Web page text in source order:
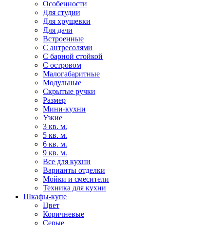
Особенности
Для студии
Для хрущевки
Для дачи
Встроенные
С антресолями
С барной стойкой
С островом
Малогабаритные
Модульные
Скрытые ручки
Размер
Мини-кухни
Узкие
3 кв. м.
5 кв. м.
6 кв. м.
9 кв. м.
Все для кухни
Варианты отделки
Мойки и смесители
Техника для кухни
Шкафы-купе
Цвет
Коричневые
Серые